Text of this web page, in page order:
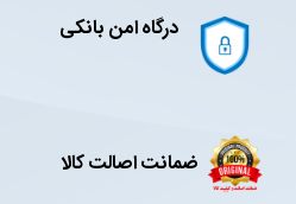
درگاه امن بانکی
ضمانت اصالت کالا